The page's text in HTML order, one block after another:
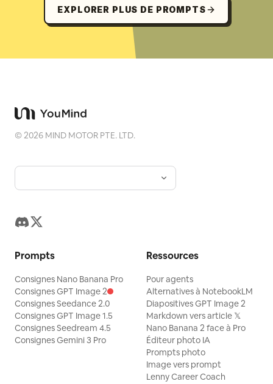
EXPLORER PLUS DE PROMPTS
©2026 MIND MOTOR PTE. LTD.
Prompts
Consignes Nano Banana Pro
Consignes GPT Image 2
Consignes Seedance 2.0
Consignes GPT Image 1.5
Consignes Seedream 4.5
Consignes Gemini 3 Pro
Ressources
Pour agents
Alternatives à NotebookLM
Diapositives GPT Image 2
Markdown vers article 𝕏
Nano Banana 2 face à Pro
Éditeur photo IA
Prompts photo
Image vers prompt
Lenny Career Coach